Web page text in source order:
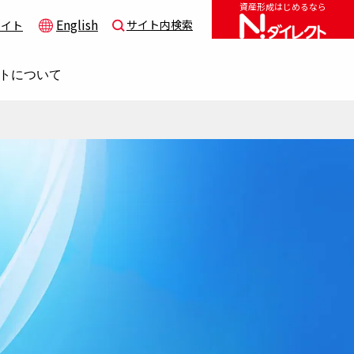
ト English サイト内検索
について
資産形成はじめるなら